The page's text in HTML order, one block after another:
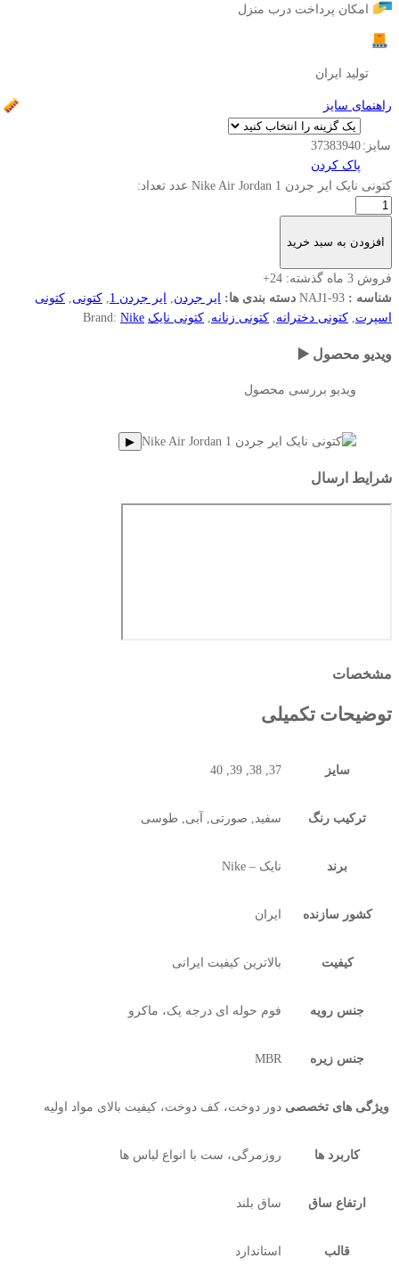
امکان پرداخت درب منزل
تولید ایران
راهنمای سایز
سایز: 37383940
پاک کردن
کتونی نایک ایر جردن Nike Air Jordan 1 عدد
تعداد:
افزودن به سبد خرید
فروش 3 ماه گذشته:
24+
شناسه : NAJ1-93 دسته بندی ها: ایر جردن ایر جردن 1 کتونی کتونی
اسپرت کتونی دخترانه کتونی زنانه کتونی نایک Brand: Nike
ویدیو محصول ▶️
ویدیو بررسی محصول
▶
شرایط ارسال
مشخصات
توضیحات تکمیلی
سایز 37, 38, 39, 40
ترکیب رنگ سفید, صورتی, آبی, طوسی
برند نایک – Nike
کشور سازنده ایران
کیفیت بالاترین کیفیت ایرانی
جنس رویه فوم حوله ای درجه یک، ماکرو
جنس زیره MBR
ویژگی های تخصصی دور دوخت، کف دوخت، کیفیت بالای مواد اولیه
کاربرد ها روزمرگی، ست با انواع لباس ها
ارتفاع ساق ساق بلند
قالب استاندارد